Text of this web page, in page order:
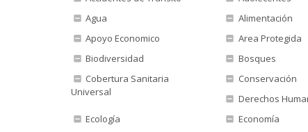
Agua
Alimentación
Apoyo Economico
Area Protegida
Biodiversidad
Bosques
Cobertura Sanitaria
Universal
Conservación
Derechos
Ecología
Economía